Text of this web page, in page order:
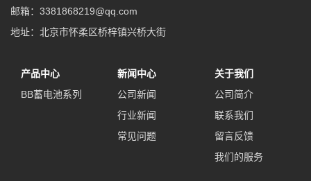
邮箱：3381868219@qq.com
地址：北京市怀柔区桥梓镇兴桥大街
产品中心
BB蓄电池系列
新闻中心
公司新闻
行业新闻
常见问题
关于我们
公司简介
联系我们
留言反馈
我们的服务